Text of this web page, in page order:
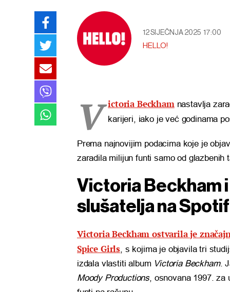
12 SIJEČNJA 2025 17:00
HELLO!
V ictoria Beckhamnastavlja
karijeri, iako je već godinama
Prema najnovijim podacima koje je
zaradila milijun funti samo od glazbenih
Victoria Beckham
slušatelja na
Victoria Beckham ostvarila je
Spice Girls, s kojima je objavila tri
izdala vlastiti album Victoria Beckham.
Moody Productions, osnovana 1997. za